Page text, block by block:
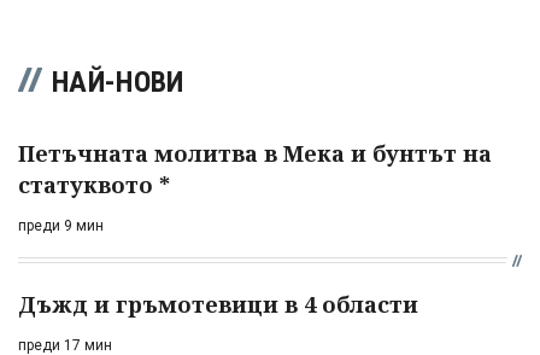
НАЙ-НОВИ
Петъчната молитва в Мека и бунтът на
статуквото *
преди 9 мин
Дъжд и гръмотевици в 4 области
преди 17 мин